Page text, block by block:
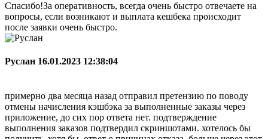
Спасибо!За оперативность, всегда очень быстро отвечаете на
вопросы, если возникают и выплата кешбека происходит
после заявки очень быстро.
Руслан 16.01.2023 12:38:04
примерно два месяца назад отправил претензию по поводу
отмены начисления кэшбэка за выполненные заказы через
приложение, до сих пор ответа нет. подтверждение
выполнения заказов подтвердил скриншотами. хотелось бы